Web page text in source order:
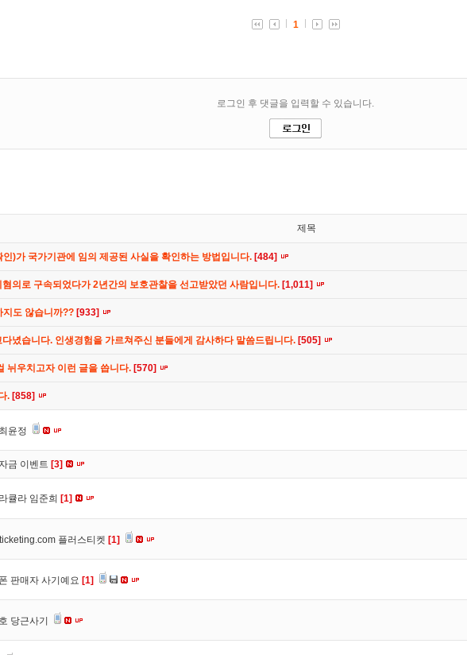
제목
)가 국가기관에 임의 제공된 사실을 확인하는 방법입니다. [484]
의로 구속되었다가 2년간의 보호관찰을 선고받았던 사람입니다. [1,011]
지도 않습니까?? [933]
녔습니다. 인생경험을 가르쳐주신 분들에게 감사하다 말씀드립니다. [505]
뉘우치고자 이런 글을 씁니다. [570]
. [858]
윤정
금 이벤트 [3]
큘라 임준희 [1]
플러스티켓 [1]
판매자 사기예요 [1]
당근사기